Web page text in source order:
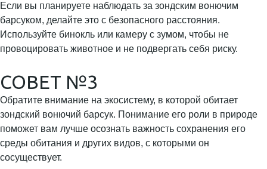
Если вы планируете наблюдать за зондским вонючим
барсуком, делайте это с безопасного расстояния.
Используйте бинокль или камеру с зумом, чтобы не
провоцировать животное и не подвергать себя риску.
СОВЕТ №3
Обратите внимание на экосистему, в которой обитает
зондский вонючий барсук. Понимание его роли в природе
поможет вам лучше осознать важность сохранения его
среды обитания и других видов, с которыми он
сосуществует.